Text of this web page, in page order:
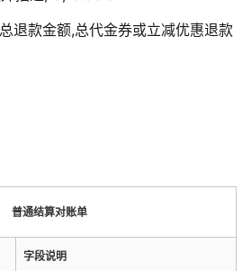
退款金额,总代金券或立减优惠退款
普通结算对账单
字段说明